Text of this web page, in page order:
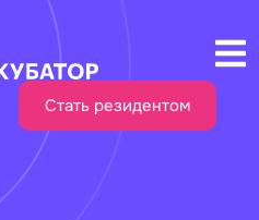
Стать резидентом